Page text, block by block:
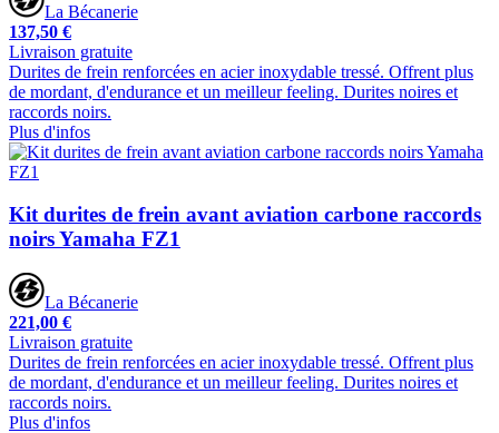
La Bécanerie
137,50 €
Livraison gratuite
Durites de frein renforcées en acier inoxydable tressé. Offrent plus
de mordant, d'endurance et un meilleur feeling. Durites noires et
raccords noirs.
Plus d'infos
Kit durites de frein avant aviation carbone raccords
noirs Yamaha FZ1
La Bécanerie
221,00 €
Livraison gratuite
Durites de frein renforcées en acier inoxydable tressé. Offrent plus
de mordant, d'endurance et un meilleur feeling. Durites noires et
raccords noirs.
Plus d'infos